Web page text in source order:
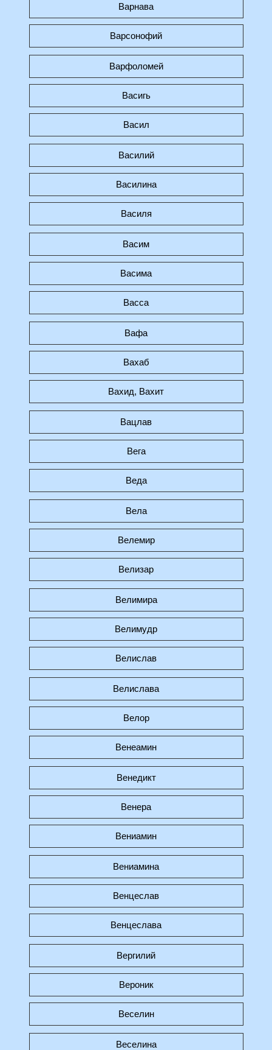
Варнава
Варсонофий
Варфоломей
Васигь
Васил
Василий
Василина
Василя
Васим
Васима
Васса
Вафа
Вахаб
Вахид, Вахит
Вацлав
Вега
Веда
Вела
Велемир
Велизар
Велимира
Велимудр
Велислав
Велислава
Велор
Венеамин
Венедикт
Венера
Вениамин
Вениамина
Венцеслав
Венцеслава
Вергилий
Вероник
Веселин
Веселина